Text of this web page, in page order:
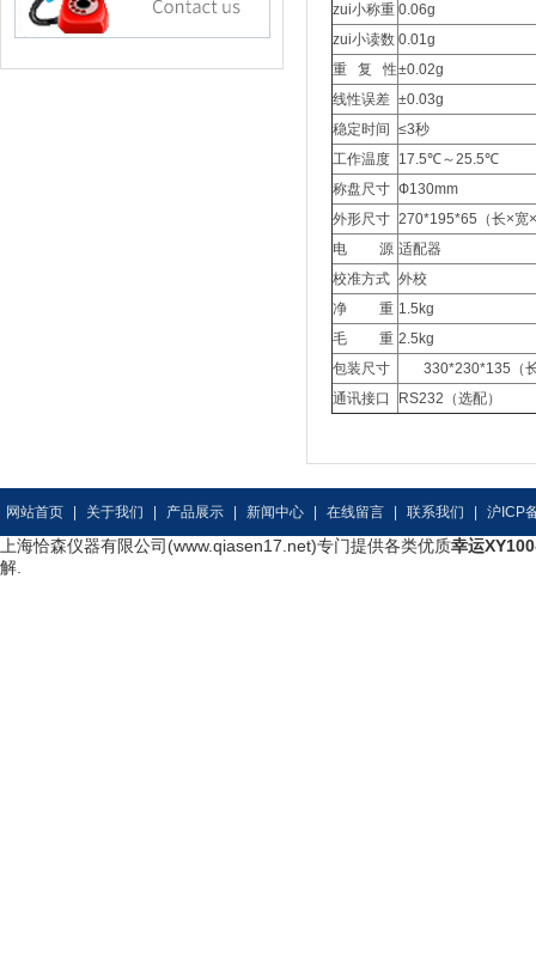
zui小称重 0.06g
zui小读数 0.01g
重 复 性±0.02g
线性误差 ±0.03g
稳定时间
≤3秒
工作温度 17.5℃～25.5℃
称盘尺寸 Ф130mm
外形尺寸 270*195*65（长×宽
电 源 适配器
校准方式 外校
净 重 1.5kg
毛 重 2.5kg
包装尺寸
330*230*135（长
通讯接口
RS232（选配）
网站首页 关于我们 产品展示 新闻中心 在线留言 联系我们 沪ICP
上海恰森仪器有限公司(www.qiasen17.net)专门提供各类优质幸运
解.